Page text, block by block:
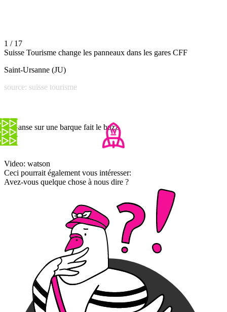
1 / 17
Suisse Tourisme change les panneaux dans les gares CFF
Saint-Ursanne (JU)
source: suisse tourisme
Sa danse sur une barque fait le buzz
Video: watson
Ceci pourrait également vous intéresser:
Avez-vous quelque chose à nous dire ?